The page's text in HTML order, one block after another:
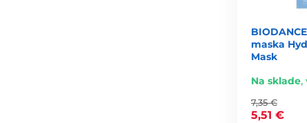
Kvalitná maska obsahuje sérum, ktoré má jasne
maska
Mask
Na sklade,
7,35 €
5,51 €